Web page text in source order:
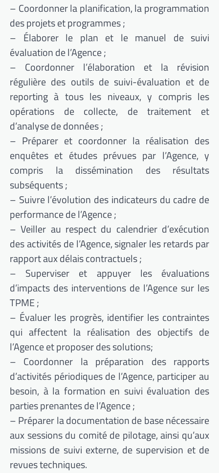
– Coordonner la planification, la programmation
des projets et programmes ;
– Élaborer le plan et le manuel de suivi
évaluation de l’Agence ;
– Coordonner l’élaboration et la révision
régulière des outils de suivi-évaluation et de
reporting à tous les niveaux, y compris les
opérations de collecte, de traitement et
d’analyse de données ;
– Préparer et coordonner la réalisation des
enquêtes et études prévues par l’Agence, y
compris la dissémination des résultats
subséquents ;
– Suivre l’évolution des indicateurs du cadre de
performance de l’Agence ;
– Veiller au respect du calendrier d’exécution
des activités de l’Agence, signaler les retards par
rapport aux délais contractuels ;
– Superviser et appuyer les évaluations
d’impacts des interventions de l’Agence sur les
TPME ;
– Évaluer les progrès, identifier les contraintes
qui affectent la réalisation des objectifs de
l’Agence et proposer des solutions;
– Coordonner la préparation des rapports
d’activités périodiques de l’Agence, participer au
besoin, à la formation en suivi évaluation des
parties prenantes de l’Agence ;
– Préparer la documentation de base nécessaire
aux sessions du comité de pilotage, ainsi qu’aux
missions de suivi externe, de supervision et de
revues techniques.